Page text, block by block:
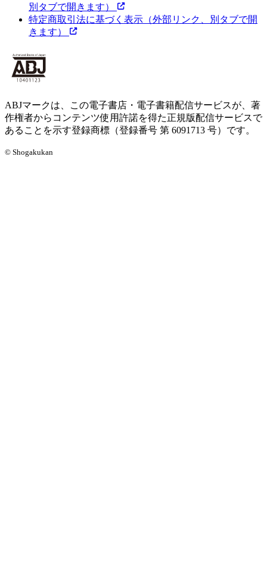
別タブで開きます）
特定商取引法に基づく表示 （外部リンク、別タブで開
きます）
ABJマークは、この電子書店・電子書籍配信サービスが、著
作権者からコンテンツ使用許諾を得た正規版配信サービスで
あることを示す登録商標（登録番号 第 6091713 号）です。
© Shogakukan